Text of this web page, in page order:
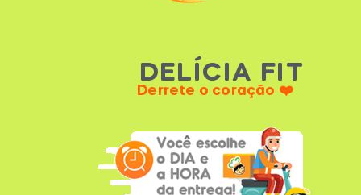
DELÍCIA FIT
Derrete o coração ❤️